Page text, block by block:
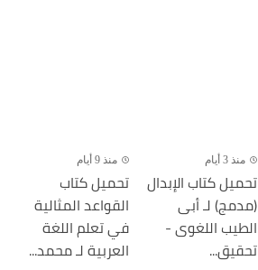
منذ 3 أيام
تحميل كتاب الإبدال
(مدمج) لـ أبى
الطيب اللغوى -
تحقيق...
منذ 9 أيام
تحميل كتاب
القواعد المثالية
في تعلم اللغة
العربية لـ محمد...